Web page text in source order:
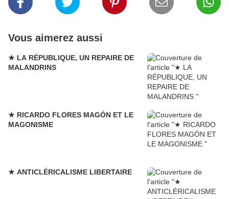
Vous aimerez aussi
★ LA RÉPUBLIQUE, UN REPAIRE DE
MALANDRINS
★ RICARDO FLORES MAGÓN ET LE
MAGONISME
★ ANTICLÉRICALISME LIBERTAIRE